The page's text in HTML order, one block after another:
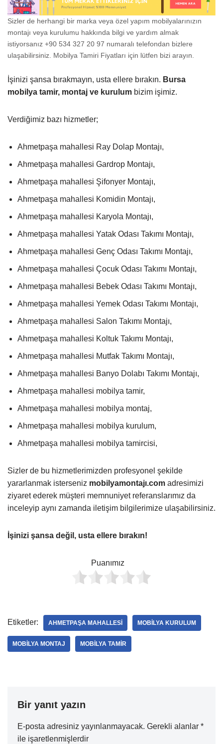
Sizler de herhangi bir marka veya özel yapım mobilyalarınızın
montajı veya kurulumu hakkında bilgi ve yardım almak
istiyorsanız +90 534 327 20 97 numaralı telefondan bizlere
ulaşabilirsiniz. Mobilya Tamiri Fiyatları için lütfen bizi arayın.
İşinizi şansa bırakmayın, usta ellere bırakın. Bursa
mobilya tamir, montaj ve kurulum bizim işimiz.
Verdiğimiz bazı hizmetler;
Ahmetpaşa mahallesi Ray Dolap Montajı,
Ahmetpaşa mahallesi Gardrop Montajı,
Ahmetpaşa mahallesi Şifonyer Montajı,
Ahmetpaşa mahallesi Komidin Montajı,
Ahmetpaşa mahallesi Karyola Montajı,
Ahmetpaşa mahallesi Yatak Odası Takımı Montajı,
Ahmetpaşa mahallesi Genç Odası Takımı Montajı,
Ahmetpaşa mahallesi Çocuk Odası Takımı Montajı,
Ahmetpaşa mahallesi Bebek Odası Takımı Montajı,
Ahmetpaşa mahallesi Yemek Odası Takımı Montajı,
Ahmetpaşa mahallesi Salon Takımı Montajı,
Ahmetpaşa mahallesi Koltuk Takımı Montajı,
Ahmetpaşa mahallesi Mutfak Takımı Montajı,
Ahmetpaşa mahallesi Banyo Dolabı Takımı Montajı,
Ahmetpaşa mahallesi mobilya tamir,
Ahmetpaşa mahallesi mobilya montaj,
Ahmetpaşa mahallesi mobilya kurulum,
Ahmetpaşa mahallesi mobilya tamircisi,
Sizler de bu hizmetlerimizden profesyonel şekilde
yararlanmak isterseniz mobilyamontajı.com adresimizi
ziyaret ederek müşteri memnuniyet referanslarımız da
inceleyip aynı zamanda iletişim bilgilerimize ulaşabilirsiniz.
İşinizi şansa değil, usta ellere bırakın!
Puanımız
Etiketler: AHMETPAŞA MAHALLESI MOBILYA KURULUM
MOBILYA MONTAJ MOBILYA TAMIR
Bir yanıt yazın
E-posta adresiniz yayınlanmayacak. Gerekli alanlar *
ile işaretlenmişlerdir